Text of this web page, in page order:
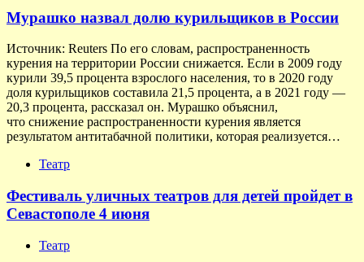
Мурашко назвал долю курильщиков в России
Источник: Reuters По его словам, распространенность
курения на территории России снижается. Если в 2009 году
курили 39,5 процента взрослого населения, то в 2020 году
доля курильщиков составила 21,5 процента, а в 2021 году —
20,3 процента, рассказал он. Мурашко объяснил,
что снижение распространенности курения является
результатом антитабачной политики, которая реализуется…
Театр
Фестиваль уличных театров для детей пройдет в
Севастополе 4 июня
Театр